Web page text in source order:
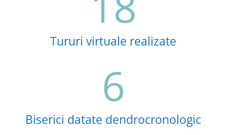
Tururi virtuale realizate
6
Biserici datate dendrocronologic